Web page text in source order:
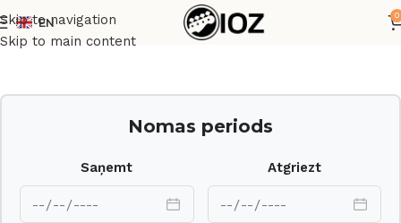
Skip to navigation
Skip to main content
EN
0
Sākums Perkusijas
Nomas periods
Saņemt Atgriezt